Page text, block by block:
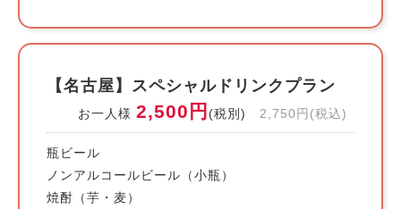
【名古屋】スペシャルドリンクプラン
お一人様 2,500円 (税別) 2,750円(税込)
瓶ビール
ノンアルコールビール（小瓶）
焼酎（芋・麦）